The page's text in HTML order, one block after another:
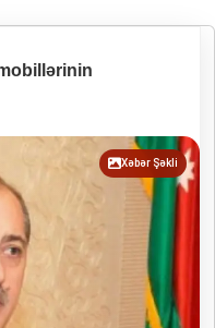
Xəbər Şəkli